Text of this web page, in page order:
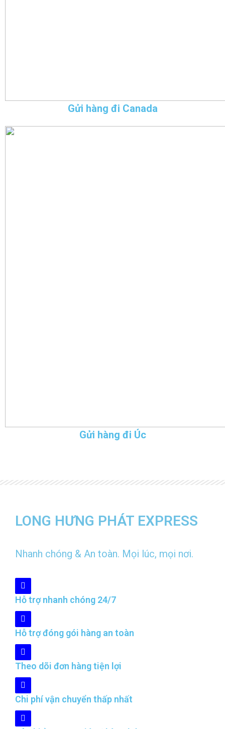
Gửi hàng đi Canada
Gửi hàng đi Úc
LONG HƯNG PHÁT EXPRESS
Nhanh chóng & An toàn. Mọi lúc, mọi nơi.
Hỗ trợ nhanh chóng 24/7
Hỗ trợ đóng gói hàng an toàn
Theo dõi đơn hàng tiện lợi
Chi phí vận chuyển thấp nhất